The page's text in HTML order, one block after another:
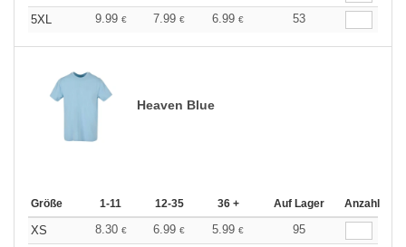
5XL
9.99 € 7.99 € 6.99 € 53
Heaven Blue
Größe 1-11 12-35 36 + Auf Lager Anzahl
XS 8.30 € 6.99 € 5.99 €
95